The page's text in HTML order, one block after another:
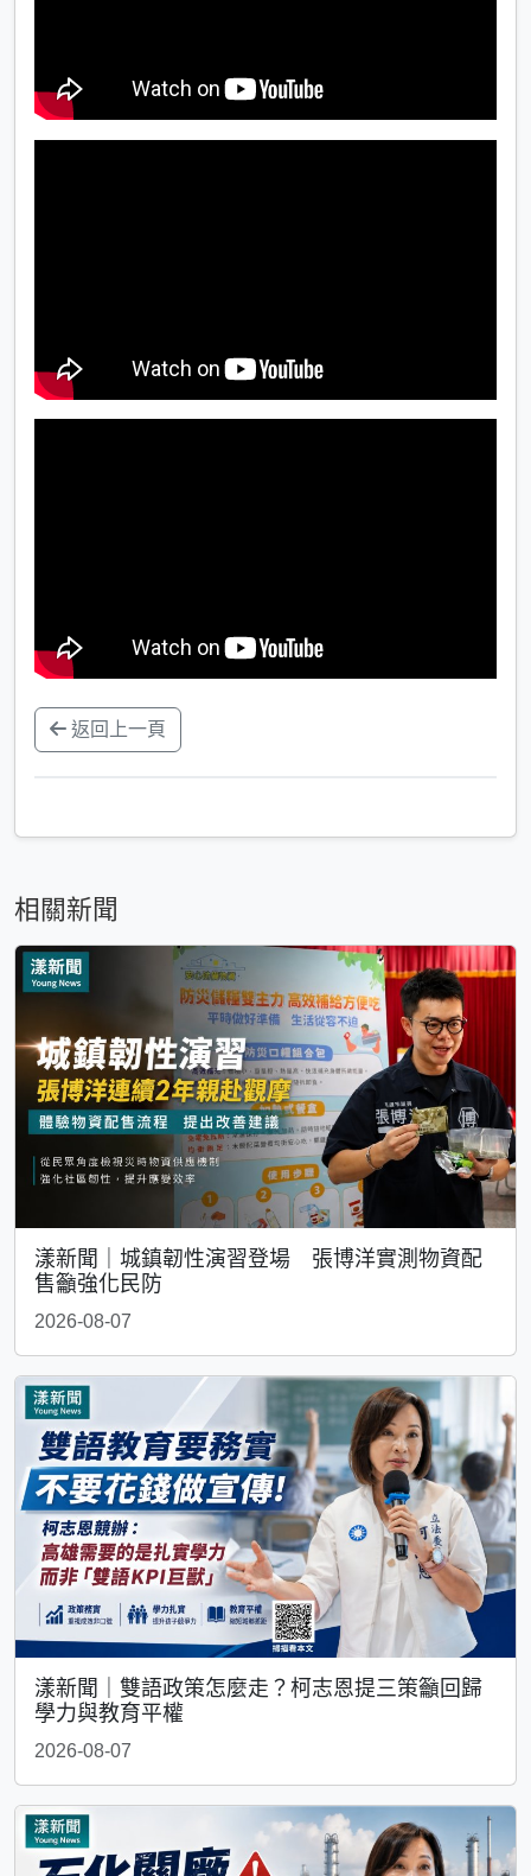
返回上一頁
相關新聞
漾新聞｜城鎮韌性演習登場 張博洋實測物資配
售籲強化民防
2026-08-07
漾新聞｜雙語政策怎麼走？柯志恩提三策籲回歸
學力與教育平權
2026-08-07